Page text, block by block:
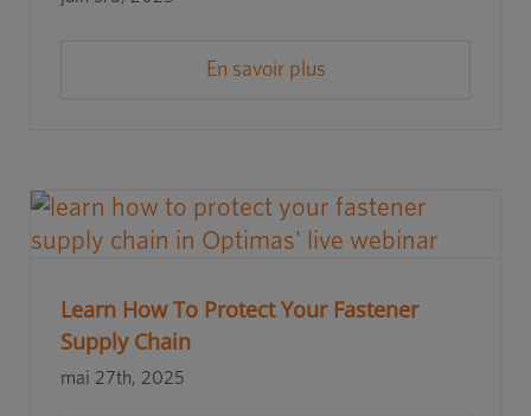
En savoir plus
Learn How To Protect Your Fastener
Supply Chain
mai 27th, 2025